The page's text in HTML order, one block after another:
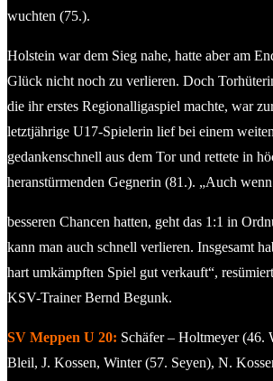
wuchten (75.).
Holstein war dem Sieg nahe, hatte aber am
Glück nicht noch zu verlieren. Doch
die ihr erstes Regionalligaspiel machte, war
letztjährige U17-Spielerin lief bei einem
gedankenschnell aus dem Tor und rettete in
heranstürmenden Gegnerin (81.). „Auch
besseren Chancen hatten, geht das 1:1 in
kann man auch schnell verlieren. Insgesamt
hart umkämpften Spiel gut verkauft“,
KSV-Trainer Bernd Begunk.
SV Meppen U 20: Schäfer – Holtmeyer (46.
Bleil, J. Kossen, Winter (57. Seyen), N.